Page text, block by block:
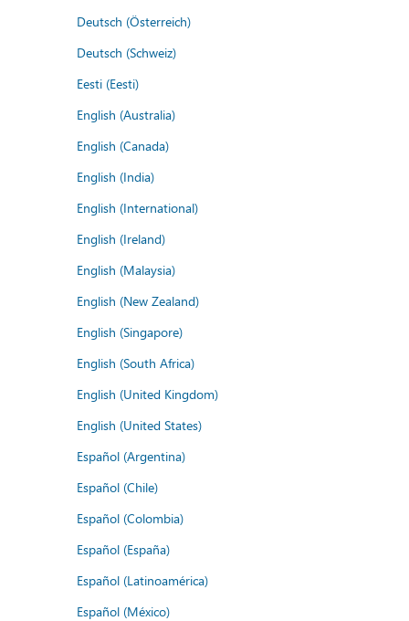
Deutsch (Österreich)
Deutsch (Schweiz)
Eesti (Eesti)
English (Australia)
English (Canada)
English (India)
English (International)
English (Ireland)
English (Malaysia)
English (New Zealand)
English (Singapore)
English (South Africa)
English (United Kingdom)
English (United States)
Español (Argentina)
Español (Chile)
Español (Colombia)
Español (España)
Español (Latinoamérica)
Español (México)